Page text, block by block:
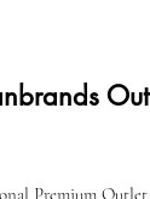
Premium